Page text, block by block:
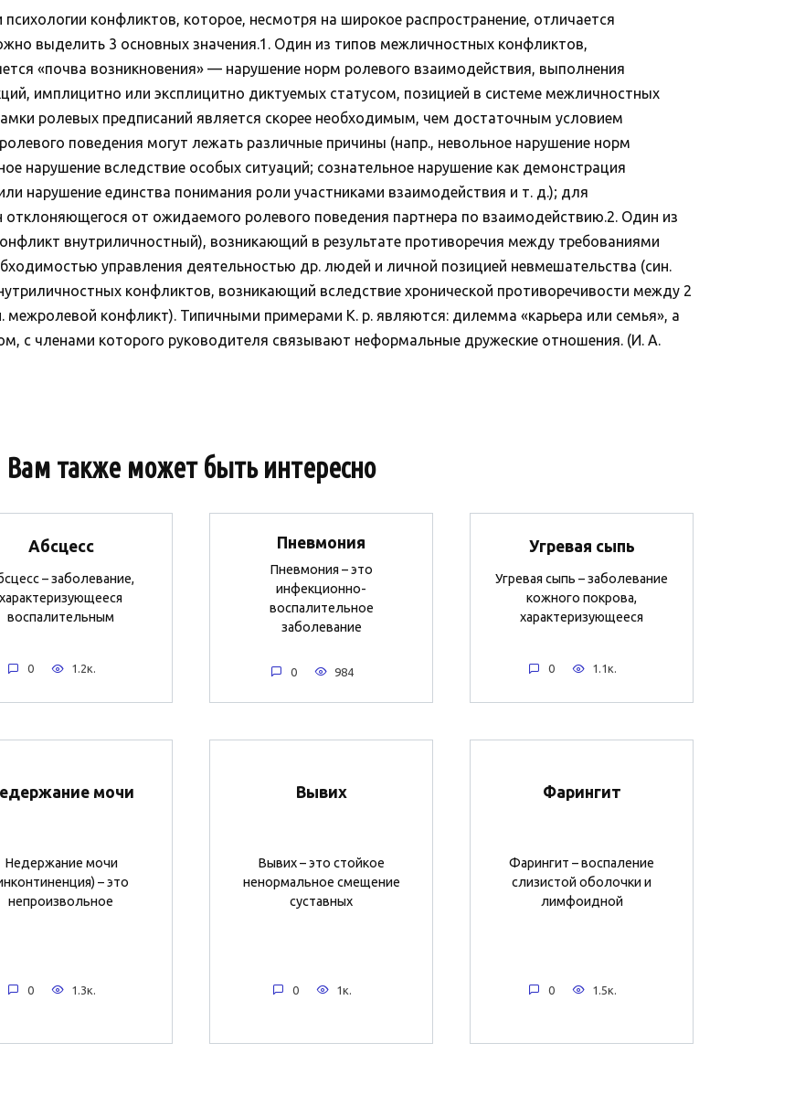
конфликтов, которое, несмотря на широкое распространение, отличается
выделить 3 основных значения.1. Один из типов межличностных конфликтов,
«почва возникновения» — нарушение норм ролевого взаимодействия, выполнения
имплицитно или эксплицитно диктуемых статусом, позицией в системе межличностных
ролевых предписаний является скорее необходимым, чем достаточным условием
поведения могут лежать различные причины (напр., невольное нарушение норм
нарушение вследствие особых ситуаций; сознательное нарушение как демонстрация
нарушение единства понимания роли участниками взаимодействия и т. д.); для
отклоняющегося от ожидаемого ролевого поведения партнера по взаимодействию.2. Один из
внутриличностный), возникающий в результате противоречия между требованиями
управления деятельностью др. людей и личной позицией невмешательства (син.
конфликтов, возникающий вследствие хронической противоречивости между 2
конфликт). Типичными примерами К. р. являются: дилемма «карьера или семья», а
с членами которого руководителя связывают неформальные дружеские отношения. (И. А.
Вам также может быть интересно
Абсцесс
– заболевание,
характеризующееся
воспалительным
0 1.2к.
Пневмония
Пневмония – это
инфекционно-
воспалительное
заболевание
0 984
Угревая сыпь
Угревая сыпь – заболевание
кожного покрова,
характеризующееся
0 1.1к.
мочи
Недержание мочи
– это
непроизвольное
0 1.3к.
Вывих
Вывих – это стойкое
ненормальное смещение
суставных
0 1к.
Фарингит
Фарингит – воспаление
слизистой оболочки и
лимфоидной
0 1.5к.